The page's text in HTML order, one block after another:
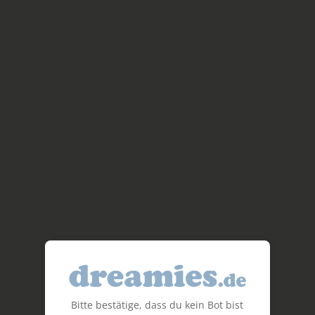
Bitte bestätige, dass du kein Bot bist